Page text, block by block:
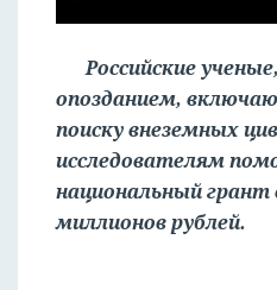
Российские
опозданием,
поиску внеземных
исследователям
национальный грант
миллионов рублей.